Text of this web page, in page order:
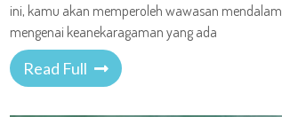
ini, kamu akan memperoleh wawasan mendalam
mengenai keanekaragaman yang ada
Read Full